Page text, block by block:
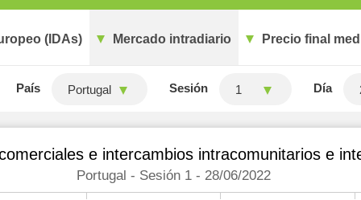
(IDAs) Mercado intradiario Precio final
País Portugal Sesión 1 Día
e intercambios intracomunitarios e
Portugal - Sesión 1 - 28/06/2022